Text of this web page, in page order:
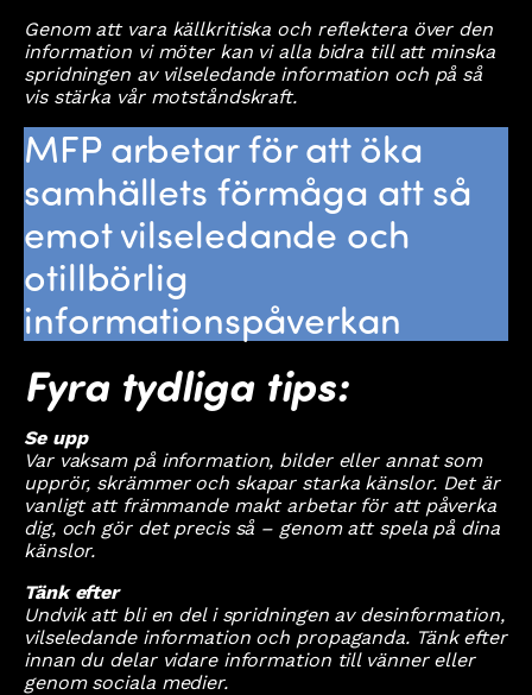
Genom att vara källkritiska och reflektera över den
information vi möter kan vi alla bidra till att minska
spridningen av vilseledande information och på så
vis stärka vår motståndskraft.
MFP arbetar för att öka
samhällets förmåga att så
emot vilseledande och
otillbörlig
informationspåverkan
Fyra tydliga tips:
Se upp
Var vaksam på information, bilder eller annat som
upprör, skrämmer och skapar starka känslor. Det är
vanligt att främmande makt arbetar för att påverka
dig, och gör det precis så – genom att spela på dina
känslor.
Tänk efter
Undvik att bli en del i spridningen av desinformation,
vilseledande information och propaganda. Tänk efter
innan du delar vidare information till vänner eller
genom sociala medier.